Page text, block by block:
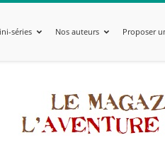
séries Nos auteurs Proposer